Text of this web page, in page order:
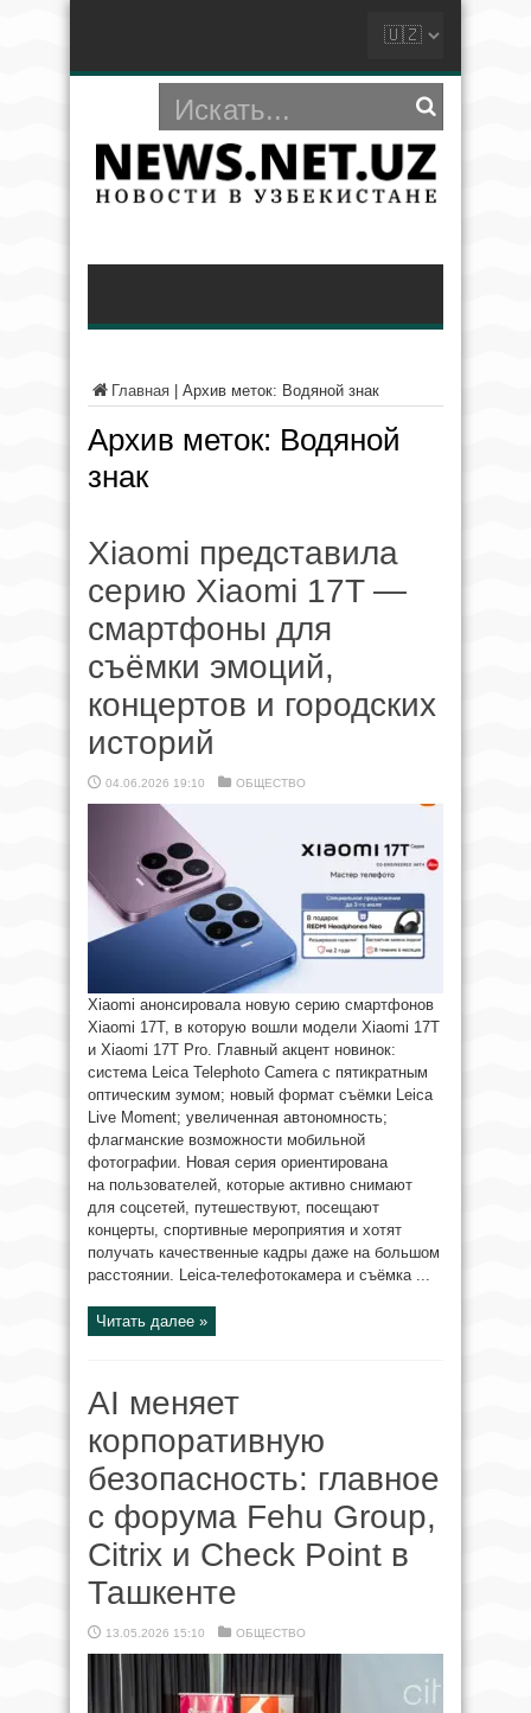
Главная Архив меток: Водяной знак
Архив меток: Водяной
знак
Xiaomi представила
серию Xiaomi 17T —
смартфоны для
съёмки эмоций,
концертов и городских
историй
04.06.2026 19:10 ОБЩЕСТВО
Xiaomi анонсировала новую серию смартфонов
Xiaomi 17T, в которую вошли модели Xiaomi 17T
и Xiaomi 17T Pro. Главный акцент новинок:
система Leica Telephoto Camera с пятикратным
оптическим зумом; новый формат съёмки Leica
Live Moment; увеличенная автономность;
флагманские возможности мобильной
фотографии. Новая серия ориентирована
на пользователей, которые активно снимают
для соцсетей, путешествуют, посещают
концерты, спортивные мероприятия и хотят
получать качественные кадры даже на большом
расстоянии. Leica-телефотокамера и съёмка ...
Читать далее »
AI меняет
корпоративную
безопасность: главное
с форума Fehu Group,
Citrix и Check Point в
Ташкенте
13.05.2026 15:10 ОБЩЕСТВО